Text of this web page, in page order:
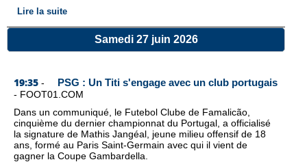
Lire la suite
Samedi 27 juin 2026
19:35 - PSG : Un Titi s'engage avec un club portugais
- FOOT01.COM
Dans un communiqué, le Futebol Clube de Famalicão,
cinquième du dernier championnat du Portugal, a officialisé
la signature de Mathis Jangéal, jeune milieu offensif de 18
ans, formé au Paris Saint-Germain avec qui il vient de
gagner la Coupe Gambardella.